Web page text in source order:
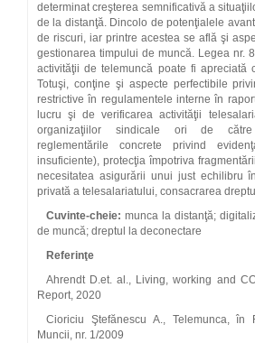
determinat creşterea semnificativă a
de la distanţă. Dincolo de potenţialele
de riscuri, iar printre acestea se află şi
gestionarea timpului de muncă. Legea nr.
activităţii de telemuncă poate fi apreciată
Totuşi, conţine şi aspecte perfectibile
restrictive în regulamentele interne în
lucru şi de verificarea activităţii
organizaţiilor sindicale ori de către
reglementările concrete privind
insuficiente), protecţia împotriva
necesitatea asigurării unui just echilibru
privată a telesalariatului, consacrarea
Cuvinte-cheie: munca la distanţă;
de muncă; dreptul la deconectare
Referinţe
Ahrendt D.et. al., Living, working and
Report, 2020
Cioriciu Ştefănescu A., Telemunca, în
Muncii, nr. 1/2009